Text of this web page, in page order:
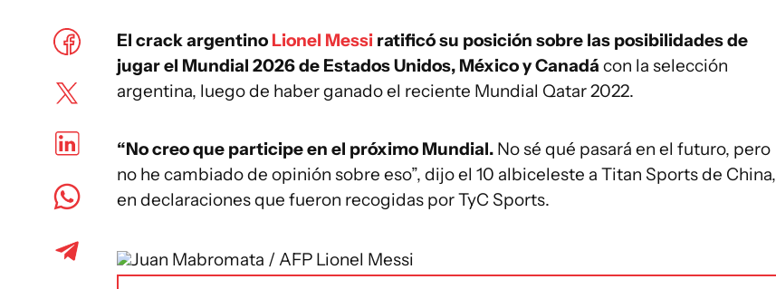
El crack argentino Lionel Messi ratificó su posición sobre las posibilidades de
jugar el Mundial 2026 de Estados Unidos, México y Canadá con la selección
argentina, luego de haber ganado el reciente Mundial Qatar 2022.
“No creo que participe en el próximo Mundial. No sé qué pasará en el futuro, pero
no he cambiado de opinión sobre eso”, dijo el 10 albiceleste a Titan Sports de China,
en declaraciones que fueron recogidas por TyC Sports.
Juan Mabromata / AFP Lionel Messi